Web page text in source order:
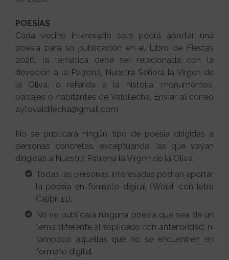
POESÍAS
Cada vecino interesado solo podrá aportar una
poesía para su publicación en el Libro de Fiestas
2026, la temática debe ser relacionada con la
devoción a la Patrona, Nuestra Señora la Virgen de
la Oliva, o referida a la historia, monumentos,
paisajes o habitantes de Valdilecha. Enviar al correo
aytovaldilecha@gmail.com
No se publicará ningún tipo de poesía dirigidas a
personas concretas, exceptuando las que vayan
dirigidas a Nuestra Patrona la Virgen de la Oliva.
Todas las personas interesadas podrán aportar
la poesía en formato digital (Word, con letra
Calibri 11).
No se publicará ninguna poesía que sea de un
tema diferente al explicado con anterioridad, ni
tampoco aquellas que no se encuentren en
formato digital.